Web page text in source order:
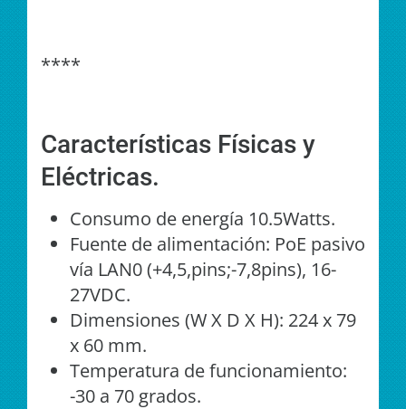
****
Características Físicas y
Eléctricas.
Consumo de energía 10.5Watts.
Fuente de alimentación: PoE pasivo
vía LAN0 (+4,5,pins;-7,8pins), 16-
27VDC.
Dimensiones (W X D X H): 224 x 79
x 60 mm.
Temperatura de funcionamiento:
-30 a 70 grados.